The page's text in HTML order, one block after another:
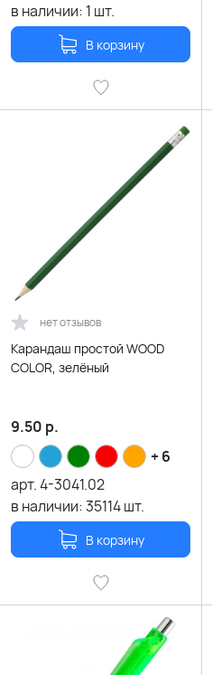
в наличии: 1 шт.
В корзину
нет отзывов
Карандаш простой WOOD
COLOR, зелёный
9.50 р.
+ 6
арт.4-3041.02
в наличии:35114шт.
В корзину